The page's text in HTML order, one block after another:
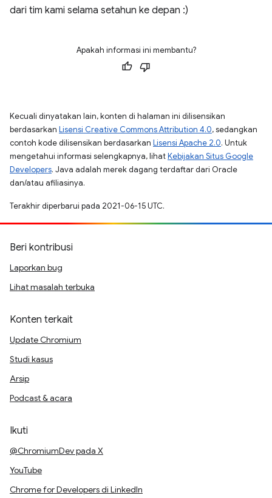
dari tim kami selama setahun ke depan :)
Apakah informasi ini membantu?
Kecuali dinyatakan lain, konten di halaman ini dilisensikan
berdasarkan Lisensi Creative Commons Attribution 4.0, sedangkan
contoh kode dilisensikan berdasarkan Lisensi Apache 2.0. Untuk
mengetahui informasi selengkapnya, lihatKebijakan Situs Google
Developers. Java adalah merek dagang terdaftar dari Oracle
dan/atau afiliasinya.
Terakhir diperbarui pada 2021-06-15 UTC.
Beri kontribusi
Laporkan bug
Lihat masalah terbuka
Konten terkait
Update Chromium
Studi kasus
Arsip
Podcast & acara
Ikuti
@ChromiumDev pada X
YouTube
Chrome for Developers di LinkedIn